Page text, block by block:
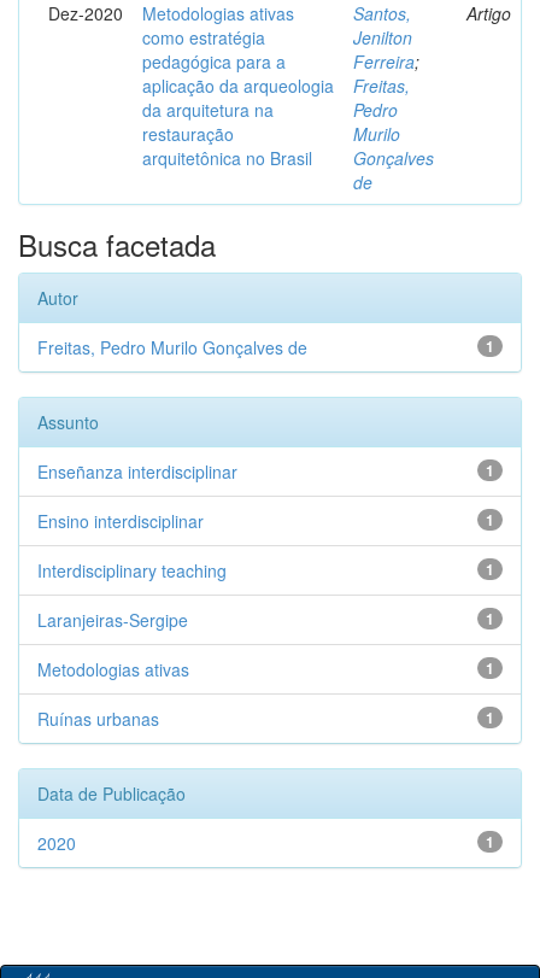
Dez-2020
Metodologias ativas
como estratégia
pedagógica para a
aplicação da arqueologia
da arquitetura na
restauração
arquitetônica no Brasil
Santos,
Jenilton
Ferreira;
Freitas,
Pedro
Murilo
Gonçalves
de
Artigo
Busca facetada
Autor
1
Freitas, Pedro Murilo Gonçalves de
Assunto
1
Enseñanza interdisciplinar
1
Ensino interdisciplinar
1
Interdisciplinary teaching
1
Laranjeiras-Sergipe
1
Metodologias ativas
1
Ruínas urbanas
Data de Publicação
1
2020